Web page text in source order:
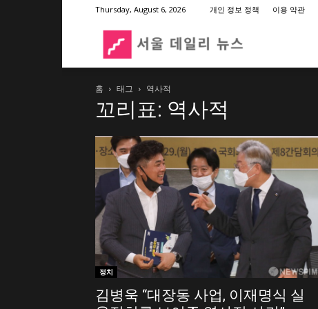
Thursday, August 6, 2026 개인 정보 정책 이용 약관
데
일
홈 태그 역사적
꼬리표: 역사적
정치
김병욱 “대장동 사업, 이재명식 실